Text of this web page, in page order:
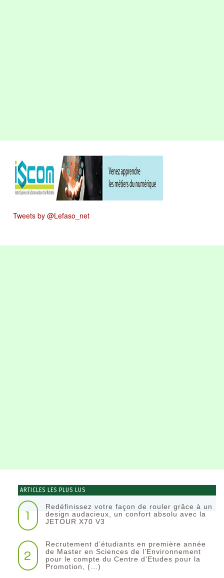
Tweets by @Lefaso_net
ARTICLES LES PLUS LUS
1
Redéfinissez votre façon de rouler grâce à un
design audacieux, un confort absolu avec la
JETOUR X70 V3
2
Recrutement d’étudiants en première année
de Master en Sciences de l’Environnement
pour le compte du Centre d’Etudes pour la
Promotion, (…)